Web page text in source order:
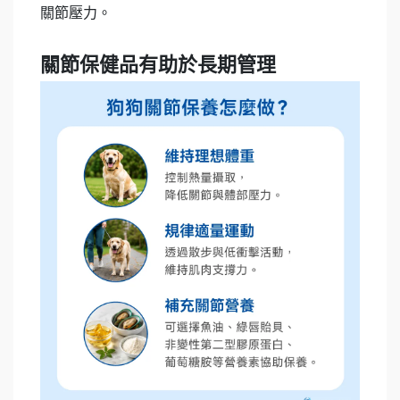
關節壓力。
關節保健品有助於長期管理